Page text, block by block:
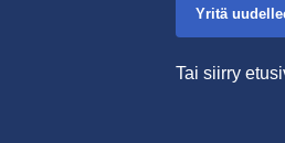
Yritä
Tai siirry